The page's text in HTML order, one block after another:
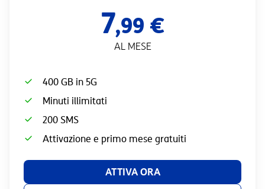
7,99 €
AL MESE
400 GB in 5G
Minuti illimitati
200 SMS
Attivazione e primo mese gratuiti
ATTIVA ORA